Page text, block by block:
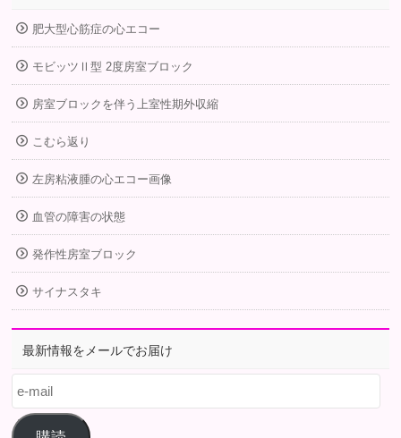
肥大型心筋症の心エコー
モビッツⅡ型 2度房室ブロック
房室ブロックを伴う上室性期外収縮
こむら返り
左房粘液腫の心エコー画像
血管の障害の状態
発作性房室ブロック
サイナスタキ
最新情報をメールでお届け
e-
mail